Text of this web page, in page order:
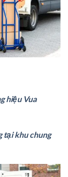
hiệu Vua
tại khu chung